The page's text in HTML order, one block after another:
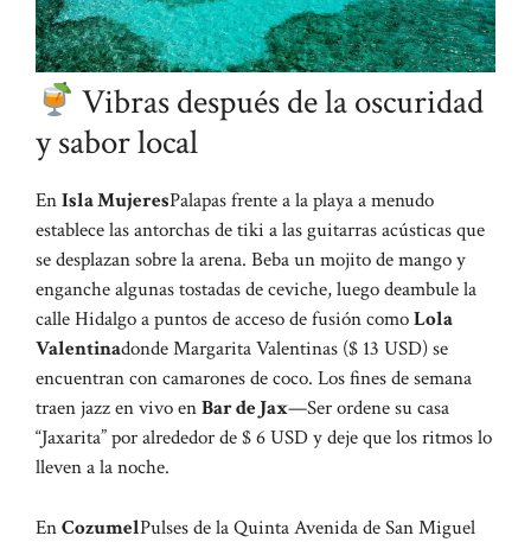
Vibras después de la oscuridad
y sabor local
EnIsla MujeresPalapas frente a la playa a menudo
establece las antorchas de tiki a las guitarras acústicas que
se desplazan sobre la arena. Beba un mojito de mango y
enganche algunas tostadas de ceviche, luego deambule la
calle Hidalgo a puntos de acceso de fusión comoLola
Valentinadonde Margarita Valentinas ($ 13 USD) se
encuentran con camarones de coco. Los fines de semana
traen jazz en vivo enBar de Jax—Ser ordene su casa
“Jaxarita” por alrededor de $ 6 USD y deje que los ritmos lo
lleven a la noche.
EnCozumelPulses de la Quinta Avenida de San Miguel